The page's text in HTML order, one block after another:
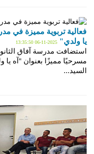
فعالية تربوية مميزة في
يا ولدي" 2025-11-06 13:35:50
مسرحيًا مميزًا بعنوان "آه يا
السيد...